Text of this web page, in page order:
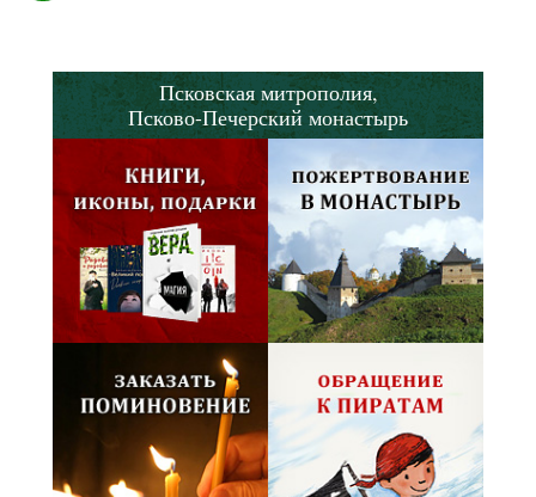
Псковская митрополия,
Псково-Печерский монастырь